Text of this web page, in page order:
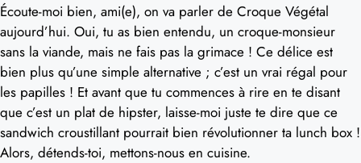
Écoute-moi bien, ami(e), on va parler de Croque Végétal
aujourd’hui. Oui, tu as bien entendu, un croque-monsieur
sans la viande, mais ne fais pas la grimace ! Ce délice est
bien plus qu’une simple alternative ; c’est un vrai régal pour
les papilles ! Et avant que tu commences à rire en te disant
que c’est un plat de hipster, laisse-moi juste te dire que ce
sandwich croustillant pourrait bien révolutionner ta lunch box !
Alors, détends-toi, mettons-nous en cuisine.